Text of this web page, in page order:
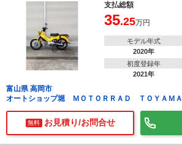
支払総額
35.25万円
モデル年式
2020年
初度登録年
2021年
富山県 高岡市
オートショップ堀 ＭＯＴＯＲＲＡＤ ＴＯＹＡＭＡ
無料 お見積り/お問合せ